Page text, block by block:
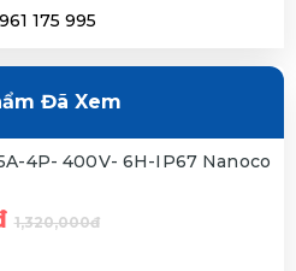
175 995
Đã Xem
4P- 400V- 6H-IP67 Nanoco
1,320,000đ